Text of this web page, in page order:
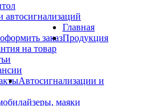
автосигнализаций
заказ
на товар
Главная
Продукция
Автосигнализации и
маяки